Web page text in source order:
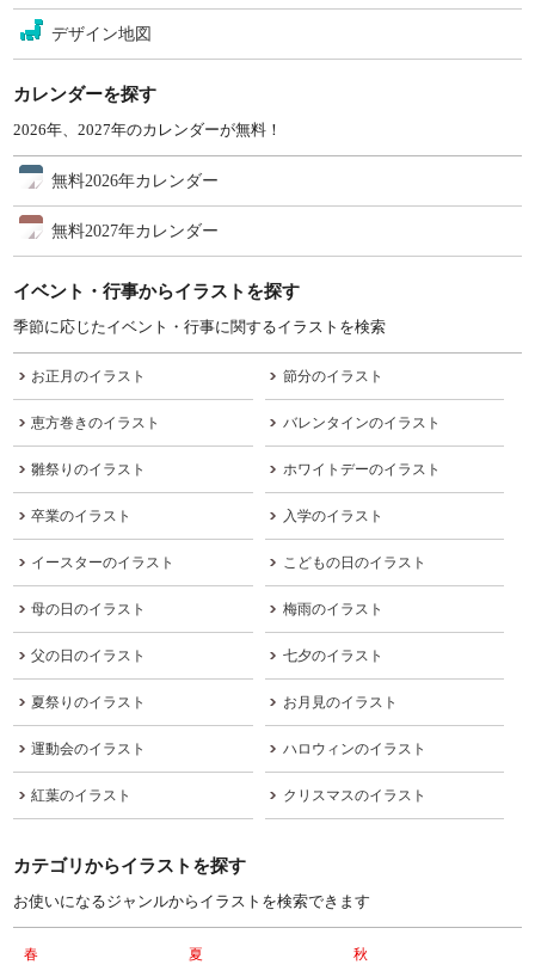
デザイン地図
カレンダーを探す
2026年、2027年のカレンダーが無料！
無料2026年カレンダー
無料2027年カレンダー
イベント・行事からイラストを探す
季節に応じたイベント・行事に関するイラストを検索
お正月のイラスト 節分のイラスト
恵方巻きのイラスト バレンタインのイラスト
雛祭りのイラスト ホワイトデーのイラスト
卒業のイラスト 入学のイラスト
イースターのイラスト こどもの日のイラスト
母の日のイラスト 梅雨のイラスト
父の日のイラスト 七夕のイラスト
夏祭りのイラスト お月見のイラスト
運動会のイラスト ハロウィンのイラスト
紅葉のイラスト クリスマスのイラスト
カテゴリからイラストを探す
お使いになるジャンルからイラストを検索できます
春 夏 秋